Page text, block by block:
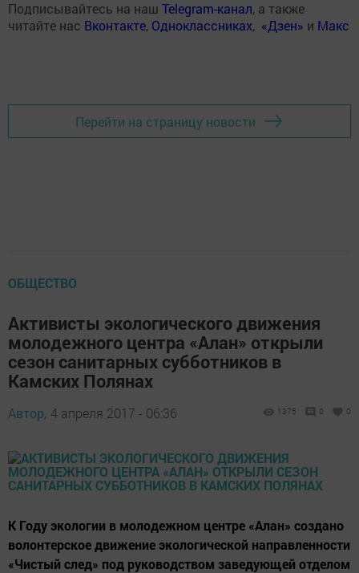
Подписывайтесь на наш Telegram-канал, а также
читайте нас Вконтакте, Одноклассниках, «Дзен» и Макс
Перейти на страницу новости
ОБЩЕСТВО
Активисты экологического движения
молодежного центра «Алан» открыли
сезон санитарных субботников в
Камских Полянах
Автор, 4 апреля 2017 - 06:36 1375 0 0
К Году экологии в молодежном центре «Алан» создано
волонтерское движение экологической направленности
«Чистый след» под руководством заведующей отделом